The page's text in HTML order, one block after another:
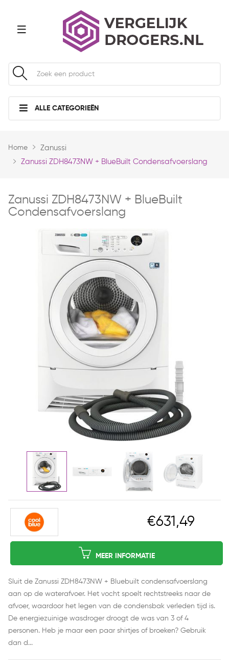
ALLE CATEGORIEËN
Home
Zanussi
Zanussi ZDH8473NW + BlueBuilt Condensafvoerslang
Zanussi ZDH8473NW + BlueBuilt
Condensafvoerslang
€631,49
MEER INFORMATIE
Sluit de Zanussi ZDH8473NW + Bluebuilt condensafvoerslang
aan op de waterafvoer. Het vocht spoelt rechtstreeks naar de
afvoer, waardoor het legen van de condensbak verleden tijd is.
De energiezuinige wasdroger droogt de was van 3 of 4
personen. Heb je maar een paar shirtjes of broeken? Gebruik
dan d...